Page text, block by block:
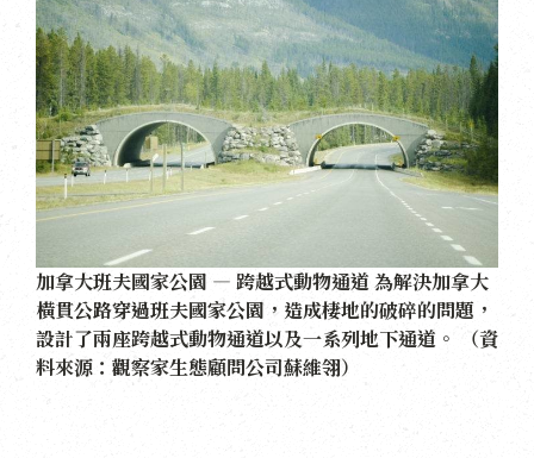
加拿大班夫國家公園 — 跨越式動物通道 為解決加拿大
橫貫公路穿過班夫國家公園，造成棲地的破碎的問題，
設計了兩座跨越式動物通道以及一系列地下通道。 （資
料來源：觀察家生態顧問公司蘇維翎）